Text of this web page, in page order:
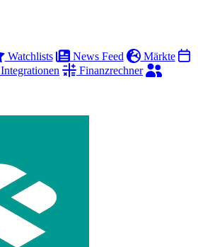
Watchlists News Feed
Märkte
Integrationen
Finanzrechner